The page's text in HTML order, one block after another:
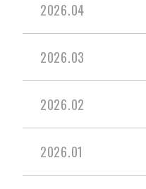
2026.04
2026.03
2026.02
2026.01